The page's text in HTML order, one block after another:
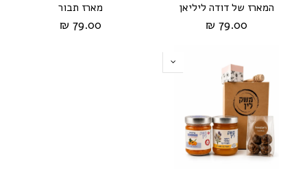
המארז של דודה ליליאן
79.00 ₪
מארז תבור
79.00 ₪